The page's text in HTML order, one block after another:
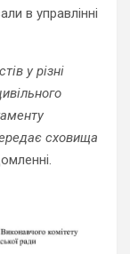
в управлінні
у різні
сховища